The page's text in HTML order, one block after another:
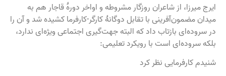
ایرج میرزا، از شاعران روزگار مشروطه و اواخر دورهٔ قاجار هم به
میدان مضمون‌آفرینی با تقابل دوگانهٔ کارگر-کارفرما کشیده شد و آن را
در سروده‌ای بازتاب داد که البته جهت‌گیری اجتماعی ویژه‌ای ندارد،
بلکه سروده‌ای است با رویکرد تعلیمی:
شنیدم کارفرمایی نظر کرد